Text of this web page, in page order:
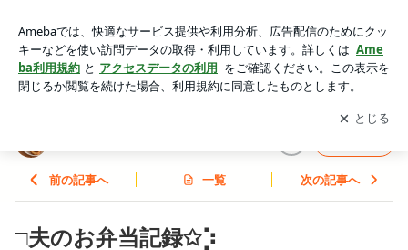
アプリをダウンロードして ブログの更新通知
を受け取りまし
ょう。
開く
前の記事へ 一覧 次の記事へ
□夫のお弁当記録✩︎⡱